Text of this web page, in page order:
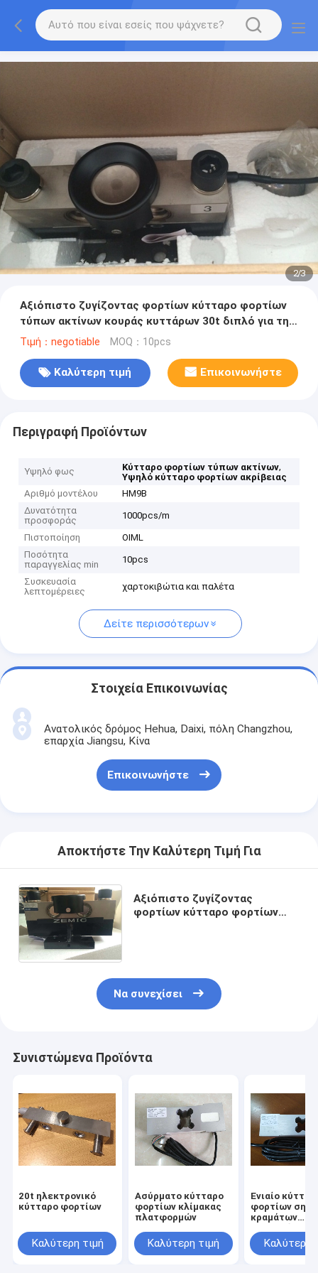
2/3
Αξιόπιστο ζυγίζοντας φορτίων κύτταρο φορτίων
τύπων ακτίνων κουράς κυττάρων 30t διπλό για την
κλίμακα φορτηγών
Τιμή：negotiable MOQ：10pcs
Καλύτερη τιμή Επικοινωνήστε
Περιγραφή Προϊόντων
Υψηλό φως Κύτταρο φορτίων τύπων ακτίνων,
Υψηλό κύτταρο φορτίων ακρίβειας
Αριθμό μοντέλου
HM9B
Δυνατότητα
προσφοράς
1000pcs/m
Πιστοποίηση
OIML
Ποσότητα
παραγγελίας min
10pcs
Συσκευασία
λεπτομέρειες
χαρτοκιβώτια και παλέτα
Δείτε περισσότερων
Στοιχεία Επικοινωνίας
Ανατολικός δρόμος Hehua, Daixi, πόλη Changzhou,
επαρχία Jiangsu, Κίνα
Επικοινωνήστε
Αποκτήστε Την Καλύτερη Τιμή Για
Αξιόπιστο ζυγίζοντας
φορτίων κύτταρο φορτίων
Να συνεχίσει
Συνιστώμενα Προϊόντα
20t ηλεκτρονικό
κύτταρο φορτίων
Καλύτερη τιμή
Ασύρματο κύτταρο
φορτίων κλίμακας
πλατφορμών
Καλύτερη τιμή
Ενιαίο
φορτίων
κραμάτων
Καλύτερη